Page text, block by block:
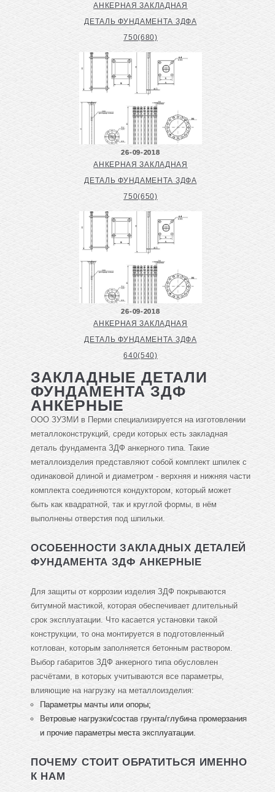
АНКЕРНАЯ ЗАКЛАДНАЯ
ДЕТАЛЬ ФУНДАМЕНТА ЗДФА
750(680)
26-09-2018
АНКЕРНАЯ ЗАКЛАДНАЯ
ДЕТАЛЬ ФУНДАМЕНТА ЗДФА
750(650)
26-09-2018
АНКЕРНАЯ ЗАКЛАДНАЯ
ДЕТАЛЬ ФУНДАМЕНТА ЗДФА
640(540)
ЗАКЛАДНЫЕ ДЕТАЛИ
ФУНДАМЕНТА ЗДФ
АНКЕРНЫЕ
ООО ЗУЗМИ в Перми специализируется на изготовлении
металлоконструкций, среди которых есть закладная
деталь фундамента ЗДФ анкерного типа. Такие
металлоизделия представляют собой комплект шпилек с
одинаковой длиной и диаметром - верхняя и нижняя части
комплекта соединяются кондуктором, который может
быть как квадратной, так и круглой формы, в нём
выполнены отверстия под шпильки.
ОСОБЕННОСТИ ЗАКЛАДНЫХ ДЕТАЛЕЙ
ФУНДАМЕНТА ЗДФ АНКЕРНЫЕ
Для защиты от коррозии изделия ЗДФ покрываются
битумной мастикой, которая обеспечивает длительный
срок эксплуатации. Что касается установки такой
конструкции, то она монтируется в подготовленный
котлован, которым заполняется бетонным раствором.
Выбор габаритов ЗДФ анкерного типа обусловлен
расчётами, в которых учитываются все параметры,
влияющие на нагрузку на металлоизделия:
Параметры мачты или опоры;
Ветровые нагрузки/состав грунта/глубина промерзания
и прочие параметры места эксплуатации.
ПОЧЕМУ СТОИТ ОБРАТИТЬСЯ ИМЕННО
К НАМ